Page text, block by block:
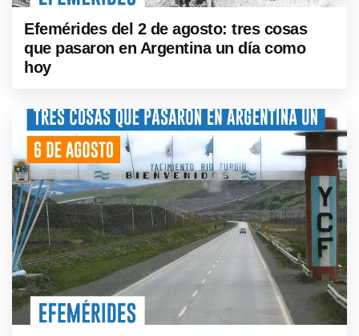
Efemérides del 2 de agosto: tres cosas
que pasaron en Argentina un día como
hoy